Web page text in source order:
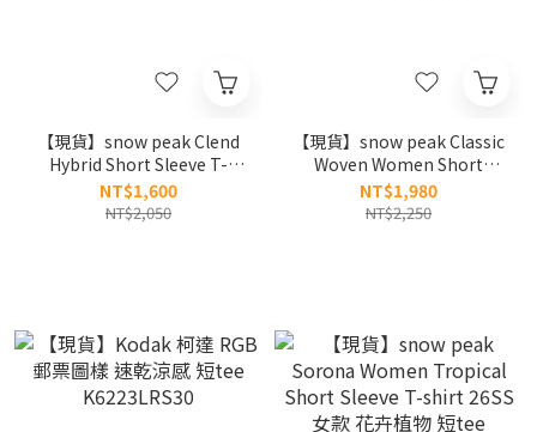
【現貨】snow peak Clend
Hybrid Short Sleeve T-
Shirt 26SS 背後標語 印花 涼
感 短tee S26MMDTS56
NT$1,600
NT$2,050
【現貨】snow peak Classic
Woven Women Short
Sleeve T-shirt 26SS 基本款
女款小刺繡 速乾 短tee
NT$1,980
NT$2,250